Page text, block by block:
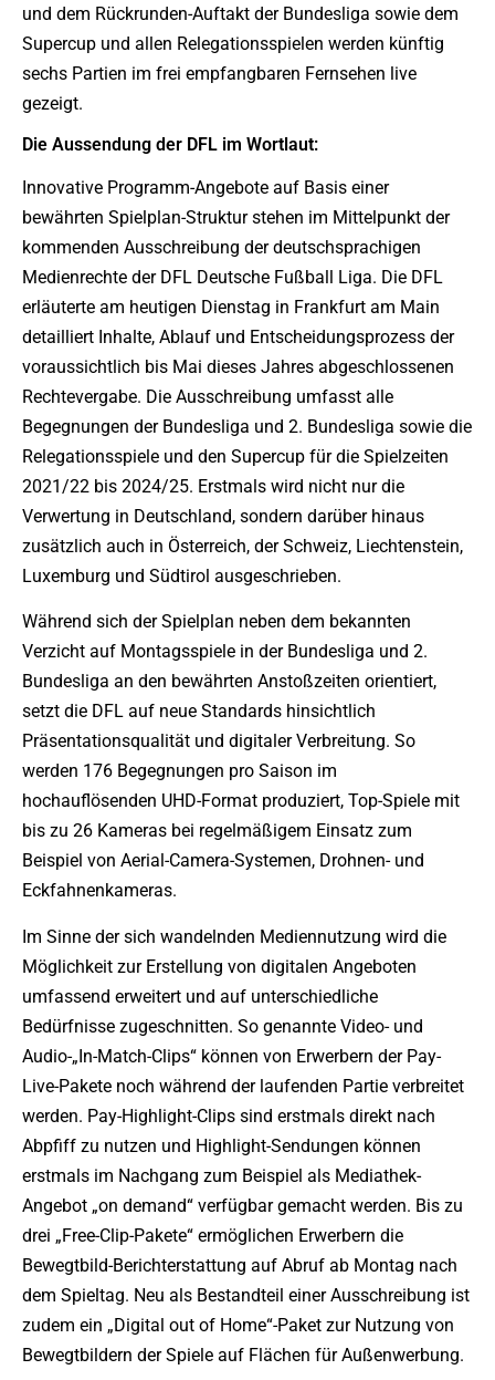
und dem Rückrunden-Auftakt der Bundesliga sowie dem
Supercup und allen Relegationsspielen werden künftig
sechs Partien im frei empfangbaren Fernsehen live
gezeigt.
Die Aussendung der DFL im Wortlaut:
Innovative Programm-Angebote auf Basis einer
bewährten Spielplan-Struktur stehen im Mittelpunkt der
kommenden Ausschreibung der deutschsprachigen
Medienrechte der DFL Deutsche Fußball Liga. Die DFL
erläuterte am heutigen Dienstag in Frankfurt am Main
detailliert Inhalte, Ablauf und Entscheidungsprozess der
voraussichtlich bis Mai dieses Jahres abgeschlossenen
Rechtevergabe. Die Ausschreibung umfasst alle
Begegnungen der Bundesliga und 2. Bundesliga sowie die
Relegationsspiele und den Supercup für die Spielzeiten
2021/22 bis 2024/25. Erstmals wird nicht nur die
Verwertung in Deutschland, sondern darüber hinaus
zusätzlich auch in Österreich, der Schweiz, Liechtenstein,
Luxemburg und Südtirol ausgeschrieben.
Während sich der Spielplan neben dem bekannten
Verzicht auf Montagsspiele in der Bundesliga und 2.
Bundesliga an den bewährten Anstoßzeiten orientiert,
setzt die DFL auf neue Standards hinsichtlich
Präsentationsqualität und digitaler Verbreitung. So
werden 176 Begegnungen pro Saison im
hochauflösenden UHD-Format produziert, Top-Spiele mit
bis zu 26 Kameras bei regelmäßigem Einsatz zum
Beispiel von Aerial-Camera-Systemen, Drohnen- und
Eckfahnenkameras.
Im Sinne der sich wandelnden Mediennutzung wird die
Möglichkeit zur Erstellung von digitalen Angeboten
umfassend erweitert und auf unterschiedliche
Bedürfnisse zugeschnitten. So genannte Video- und
Audio-„In-Match-Clips“ können von Erwerbern der Pay-
Live-Pakete noch während der laufenden Partie verbreitet
werden. Pay-Highlight-Clips sind erstmals direkt nach
Abpfiff zu nutzen und Highlight-Sendungen können
erstmals im Nachgang zum Beispiel als Mediathek-
Angebot „on demand“ verfügbar gemacht werden. Bis zu
drei „Free-Clip-Pakete“ ermöglichen Erwerbern die
Bewegtbild-Berichterstattung auf Abruf ab Montag nach
dem Spieltag. Neu als Bestandteil einer Ausschreibung ist
zudem ein „Digital out of Home“-Paket zur Nutzung von
Bewegtbildern der Spiele auf Flächen für Außenwerbung.